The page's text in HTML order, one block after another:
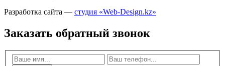
Разработка сайта — студия «Web-Design.kz»
Заказать обратный звонок